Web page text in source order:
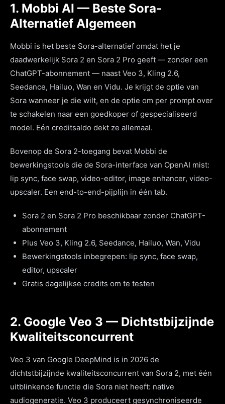
1. Mobbi AI — Beste Sora-
Alternatief Algemeen
Mobbi is het beste Sora-alternatief omdat het je
daadwerkelijk Sora 2 en Sora 2 Pro geeft — zonder een
ChatGPT-abonnement — naast Veo 3, Kling 2.6,
Seedance, Hailuo, Wan en Vidu. Je krijgt de optie van
Sora wanneer je die wilt, en de optie om per prompt over
te schakelen naar een goedkoper of gespecialiseerd
model. Eén creditsaldo dekt ze allemaal.
Bovenop de Sora 2-toegang bevat Mobbi de
bewerkingstools die de Sora-interface van OpenAI mist:
lip sync, face swap, video-editor, image enhancer, video-
upscaler. Een end-to-end-pijplijn in één tab.
Sora 2 en Sora 2 Pro beschikbaar zonder ChatGPT-
abonnement
Plus Veo 3, Kling 2.6, Seedance, Hailuo, Wan, Vidu
Bewerkingstools inbegrepen: lip sync, face swap,
editor, upscaler
Gratis dagelijkse credits om te testen
2. Google Veo 3 — Dichtstbijzijnde
Kwaliteitsconcurrent
Veo 3 van Google DeepMind is in 2026 de
dichtstbijzijnde kwaliteitsconcurrent van Sora 2, met één
uitblinkende functie die Sora niet heeft: native
audiogeneratie. Veo 3 produceert gesynchroniseerde